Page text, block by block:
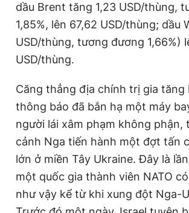
Thông tin tòa soạn Liên hệ
Đọc Thanh Niên trên điện thoại
Theo dõi báo trên
dầu Brent tăng 1,23 USD/thùng,
1,85%, lên 67,62 USD/thùng; dầu
USD/thùng, tương đương 1,66%)
USD/thùng.
Căng thẳng địa chính trị gia tăng
thông báo đã bắn hạ một máy
người lái xâm phạm không phận,
cảnh Nga tiến hành một đợt tấn
lớn ở miền Tây Ukraine. Đây là
một quốc gia thành viên NATO
như vậy kể từ khi xung đột Nga-